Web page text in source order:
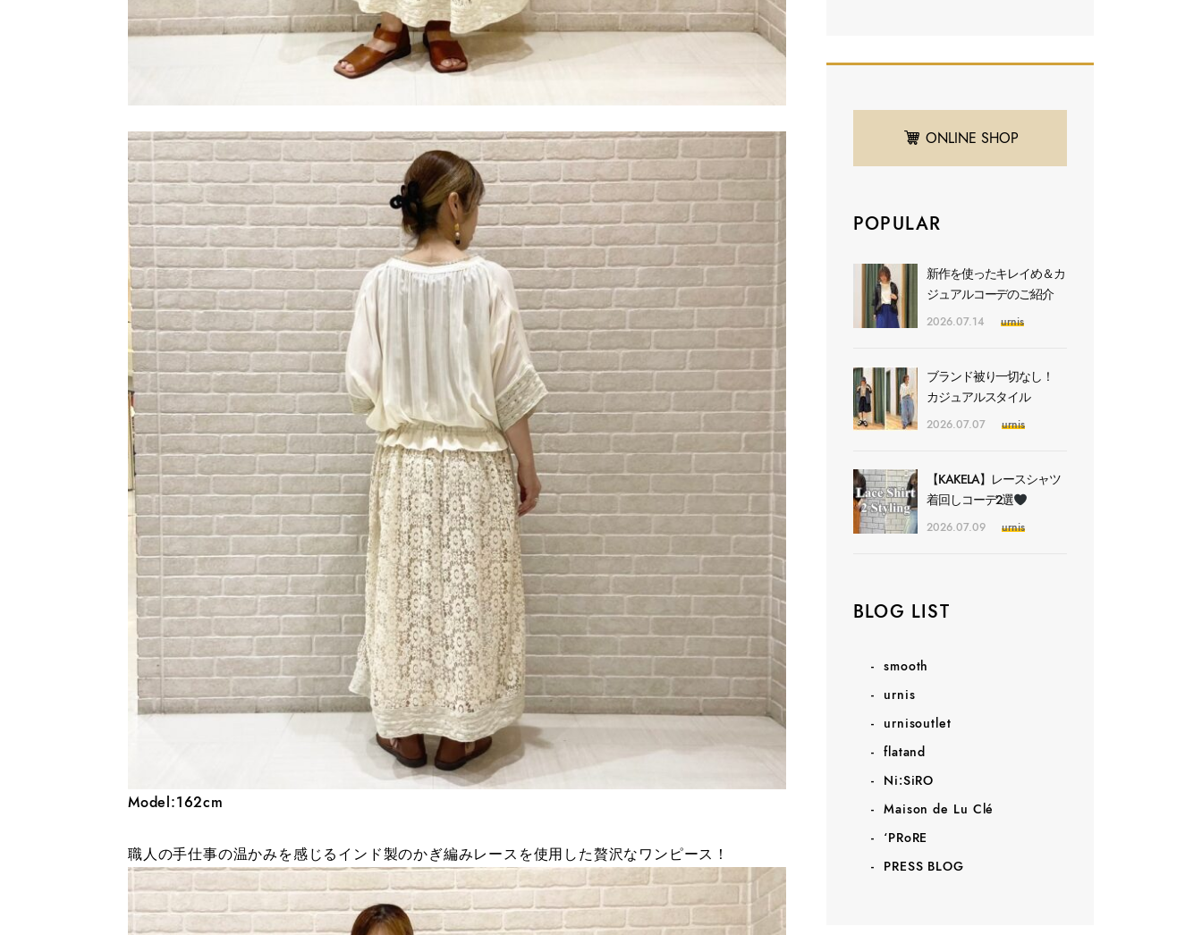
Model:162cm
職人の手仕事の温かみを感じるインド製のかぎ編みレースを使用した贅沢なワンピース！
ONLINE SHOP
POPULAR
新作を使ったキレイめ＆カ
ジュアルコーデのご紹介
2026.07.14 urnis
ブランド被り一切なし！
カジュアルスタイル
2026.07.07 urnis
【KAKELA】レースシャツ
着回しコーデ2選
2026.07.09 urnis
BLOG LIST
smooth
urnis
urnisoutlet
flatand
Ni:SiRO
Maison de Lu Clé
‘PRoRE
PRESS BLOG